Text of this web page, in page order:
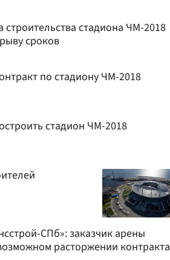
стадиона ЧМ-2018
сроков
по стадиону ЧМ-2018
стадион ЧМ-2018
СПб»: заказчик арены
расторжении контракта